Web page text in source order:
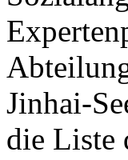
Jinhai-
die Liste